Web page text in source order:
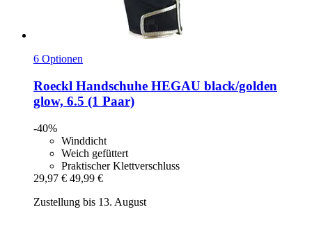
6 Optionen
Roeckl Handschuhe HEGAU black/golden
glow, 6.5 (1 Paar)
-40%
Winddicht
Weich gefüttert
Praktischer Klettverschluss
29,97 € 49,99 €
Zustellung bis 13. August